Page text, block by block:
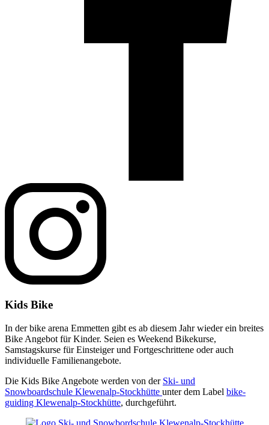
Kids Bike
In der bike arena Emmetten gibt es ab diesem Jahr wieder ein breites
Bike Angebot für Kinder. Seien es Weekend Bikekurse,
Samstagskurse für Einsteiger und Fortgeschrittene oder auch
individuelle Familienangebote.
Die Kids Bike Angebote werden von der Ski- und
Snowboardschule Klewenalp-Stockhütte unter dem Label bike-
guiding Klewenalp-Stockhütte, durchgeführt.